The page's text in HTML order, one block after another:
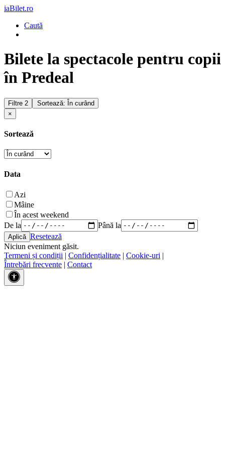
iaBilet.ro
Caută
Bilete la spectacole pentru copii
în Predeal
Filtre 2
Sortează: În curând
×
Sortează
Data
Azi
Mâine
În acest weekend
De la
Până la
Resetează
Niciun eveniment găsit.
Termeni și condiții | Confidențialitate | Cookie-uri |
Întrebări frecvente | Contact